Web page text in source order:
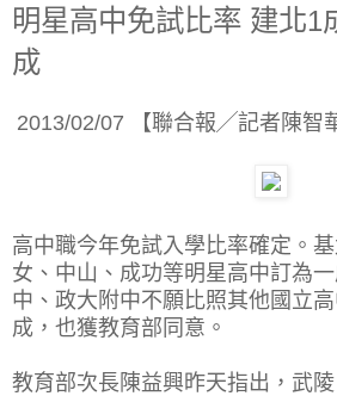
明星高中免試比率 建北1
成
2013/02/07 【聯合報╱記者陳智
高中職今年免試入學比率確定。
女、中山、成功等明星高中訂為
中、政大附中不願比照其他國立
成，也獲教育部同意。
教育部次長陳益興昨天指出，武